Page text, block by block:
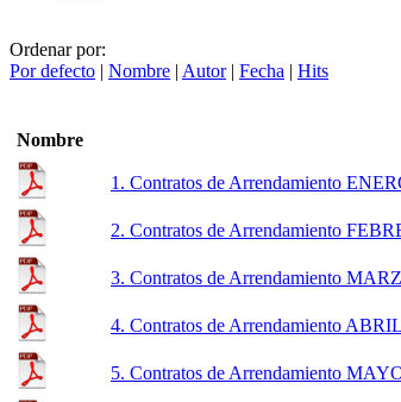
Ordenar por:
Por defecto | Nombre | Autor| Fecha | Hits
Nombre
1. Contratos de Arrendamiento
2. Contratos de Arrendamiento
3. Contratos de Arrendamiento
4. Contratos de Arrendamiento
5. Contratos de Arrendamiento